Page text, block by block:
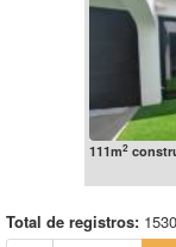
111m2
Total de registros: 1530